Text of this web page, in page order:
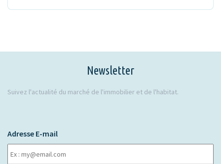
Newsletter
Suivez l'actualité du marché de l'immobilier et de l'habitat.
Adresse E-mail